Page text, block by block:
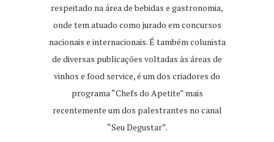
respeitado na área de bebidas e gastronomia,
onde tem atuado como jurado em concursos
nacionais e internacionais. É também colunista
de diversas publicações voltadas às áreas de
vinhos e food service, é um dos criadores do
programa “Chefs do Apetite” mais
recentemente um dos palestrantes no canal
“Seu Degustar”.